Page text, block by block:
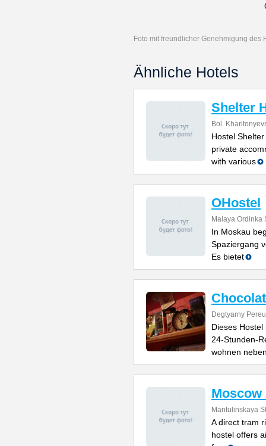
Foto mit freundlicher Genehmigung des
Ähnliche Hotels
Shelter
Bol.
Hostel
private
with various
OHostel
Malaya Ordinka
In Moskau
Spaziergang
Es bietet
Degtyarny
Dieses
24-Stunden-
wohnen
Moscow
Mantulinskaya
A direct tram
hostel offers